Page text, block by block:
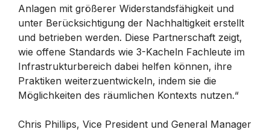
Anlagen mit größerer Widerstandsfähigkeit und
unter Berücksichtigung der Nachhaltigkeit erstellt
und betrieben werden. Diese Partnerschaft zeigt,
wie offene Standards wie 3-Kacheln Fachleute im
Infrastrukturbereich dabei helfen können, ihre
Praktiken weiterzuentwickeln, indem sie die
Möglichkeiten des räumlichen Kontexts nutzen.“
Chris Phillips, Vice President und General Manager